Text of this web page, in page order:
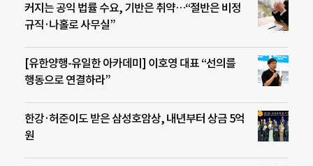
커지는 공익 법률 수요, 기반은 취약…“절반은 비정
규직·나홀로 사무실”
[유한양행-유일한 아카데미] 이호영 대표 “선의를
행동으로 연결하라”
한강·허준이도 받은 삼성호암상, 내년부터 상금 5억
원